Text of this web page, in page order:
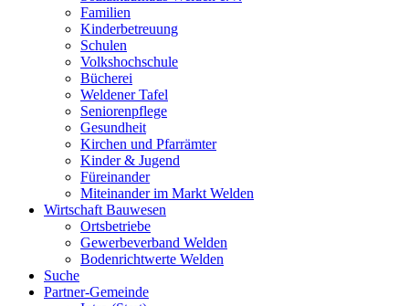
Familien
Kinderbetreuung
Schulen
Volkshochschule
Bücherei
Weldener Tafel
Seniorenpflege
Gesundheit
Kirchen und Pfarrämter
Kinder & Jugend
Füreinander
Miteinander im Markt Welden
Wirtschaft Bauwesen
Ortsbetriebe
Gewerbeverband Welden
Bodenrichtwerte Welden
Suche
Partner-Gemeinde